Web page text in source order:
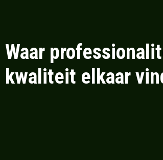
Waar
kwaliteit elkaar